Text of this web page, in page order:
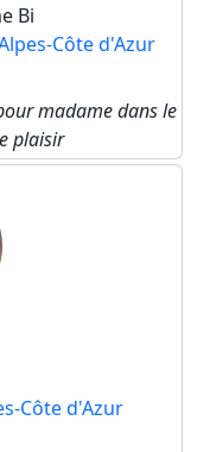
Bi
Côte d'Azur
madame dans le
plaisir
Côte d'Azur